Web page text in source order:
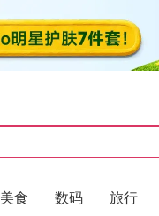
美食 数码 旅行